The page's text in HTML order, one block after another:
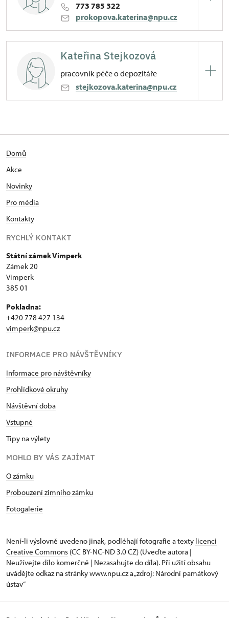
773 785 322
prokopova.katerina@npu.cz
Zámek 20/, Vimperk
Kateřina Stejkozová
pracovník péče o depozitáře
stejkozova.katerina@npu.cz
Domů
Akce
Novinky
Pro média
Kontakty
RYCHLÝ KONTAKT
Státní zámek Vimperk
Zámek 20
Vimperk
385 01
Pokladna:
+420 778 427 134
vimperk@npu.cz
INFORMACE PRO NÁVŠTĚVNÍKY
Informace pro návštěvníky
Prohlídkové okruhy
Návštěvní doba
Vstupné
Tipy na výlety
MOHLO BY VÁS ZAJÍMAT
O zámku
Probouzení zimního zámku
Fotogalerie
Není-li výslovně uvedeno jinak, podléhají fotografie a texty licenci
Creative Commons (CC BY-NC-ND 3.0 CZ) (Uveďte autora |
Neužívejte dílo komerčně | Nezasahujte do díla). Při užití obsahu
uvádějte odkaz na stránky www.npu.cz a „zdroj: Národní památkový
ústav“